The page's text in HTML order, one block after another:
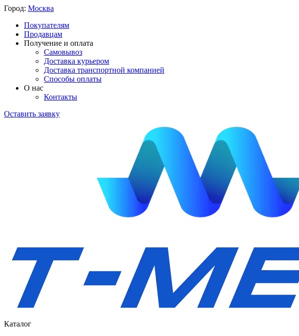
Город: Москва
Покупателям
Продавцам
Получение и оплата
Самовывоз
Доставка курьером
Доставка транспортной компанией
Способы оплаты
О нас
Контакты
Оставить заявку
Каталог